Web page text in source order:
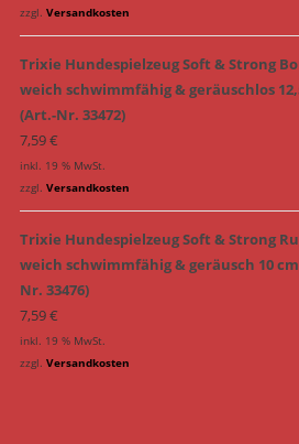
zzgl. Versandkosten
Trixie Hundespielzeug Soft & Strong
weich schwimmfähig & geräuschlos
(Art.-Nr. 33472)
7,59€
inkl. 19 % MwSt.
zzgl. Versandkosten
Trixie Hundespielzeug Soft & Strong
weich schwimmfähig & geräusch 10
Nr. 33476)
7,59€
inkl. 19 % MwSt.
zzgl. Versandkosten